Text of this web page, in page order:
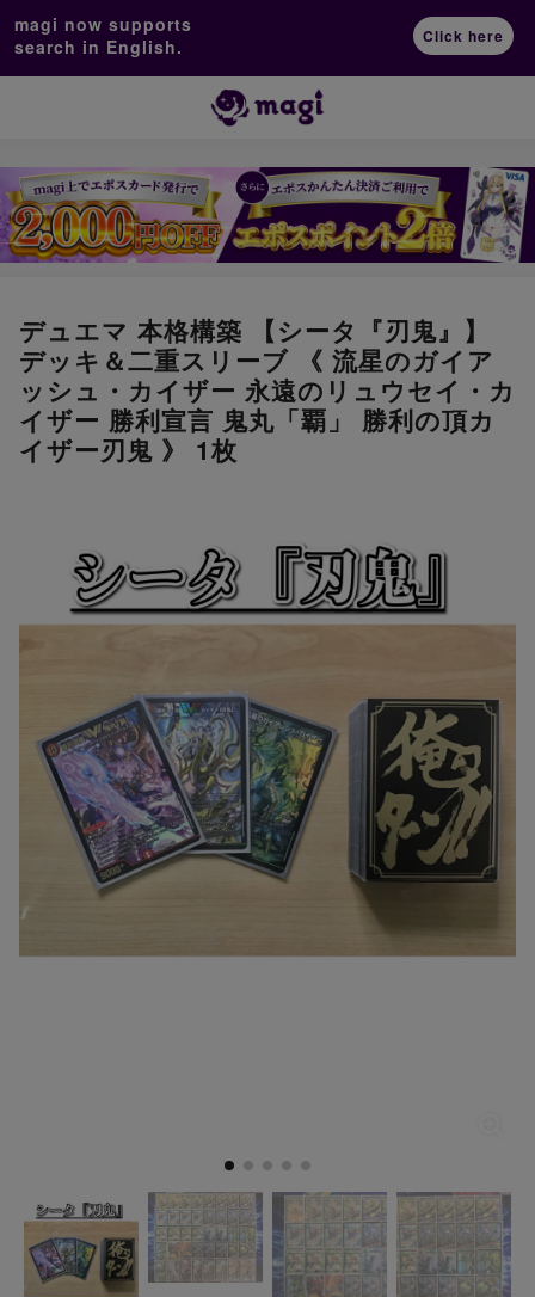
magi now supports
search in English.
Click here
デュエマ 本格構築 【シータ『刃鬼』】
デッキ＆二重スリーブ 《 流星のガイア
ッシュ・カイザー 永遠のリュウセイ・カ
イザー 勝利宣言 鬼丸「覇」 勝利の頂カ
イザー刃鬼 》 1枚